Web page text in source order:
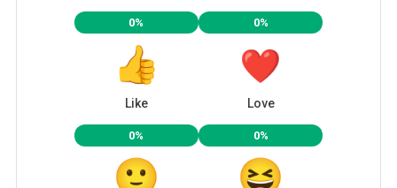
0%
Like
0%
Love
0% 0%